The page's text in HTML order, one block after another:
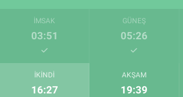
İMSAK
03:51
GÜNEŞ
05:26
İKINDI
16:27
AKŞAM
19:39